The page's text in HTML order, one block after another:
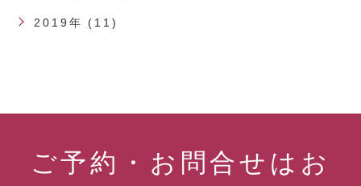
2019年 (11)
ご予約・お問合せはお